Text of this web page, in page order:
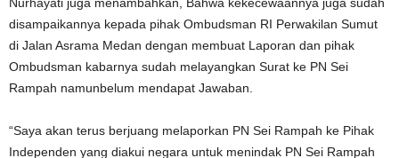
disampaikannya kepada pihak Ombudsman RI Perwakilan Sumut
di Jalan Asrama Medan dengan membuat Laporan dan pihak
Ombudsman kabarnya sudah melayangkan Surat ke PN Sei
Rampah namunbelum mendapat Jawaban.
“Saya akan terus berjuang melaporkan PN Sei Rampah ke Pihak
Independen yang diakui negara untuk menindak PN Sei Rampah